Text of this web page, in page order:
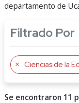
departamento de
Filtrado Por
Ciencias de la
Se encontraron 11